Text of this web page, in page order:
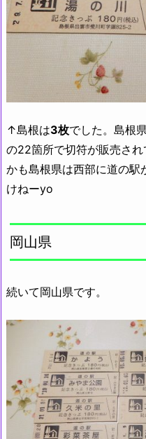
↑島根は3枚でした。島根
の22箇所で切符が販売さ
かも島根県は西部に道の駅
けねーyo
岡山県
続いて岡山県です。